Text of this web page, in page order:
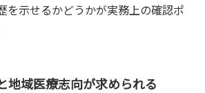
を示せるかどうかが実務上の確認ポ
地域医療志向が求められる